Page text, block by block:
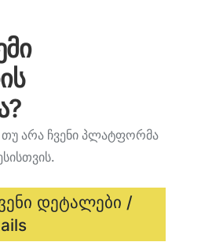
არა ჩვენი პლატფორმა
დეტალები /